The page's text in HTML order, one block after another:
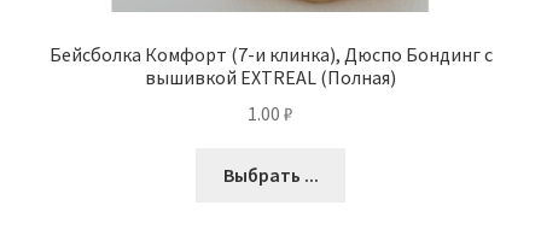
Бейсболка Комфорт (7-и клинка), Дюспо Бондинг с
вышивкой EXTREAL (Полная)
1.00 ₽
Выбрать ...